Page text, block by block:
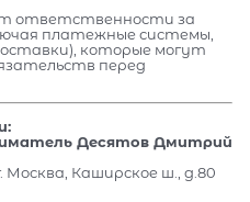
ответственности за
платежные системы,
которые могут
перед
Десятов Дмитрий
г. Москва, Каширское ш., д.80